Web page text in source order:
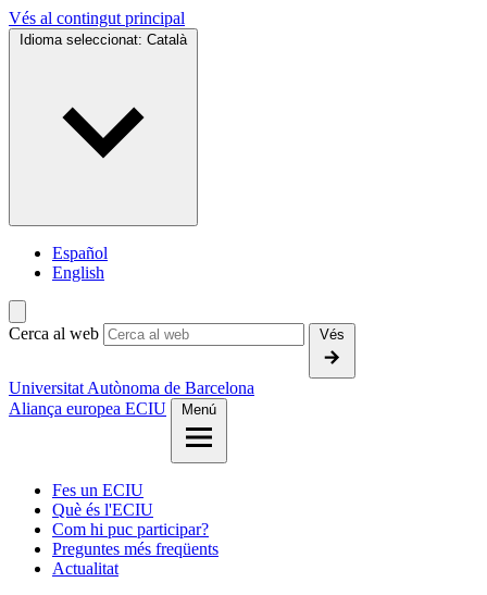
Vés al contingut principal
Idioma seleccionat: Català
Español
English
Cerca al web Vés
Universitat Autònoma de Barcelona
Aliança europea ECIU
Menú
Fes un ECIU
Què és l'ECIU
Com hi puc participar?
Preguntes més freqüents
Actualitat